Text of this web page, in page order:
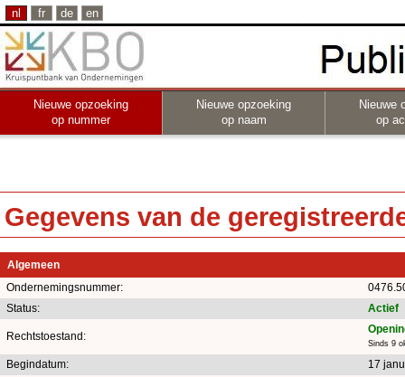
nl fr de en
Nieuwe opzoeking
op nummer
Nieuwe opzoeking
op naam
Nieuwe
op
Gegevens van de
Algemeen
Ondernemingsnummer:
Status:
Actief
Rechtstoestand:
Sinds 9
Begindatum: 17